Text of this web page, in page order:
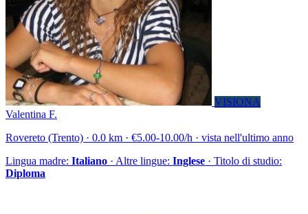
VISIONA
Valentina F.
Rovereto (Trento) · 0.0 km · €5.00-10.00/h · vista nell'ultimo anno
Lingua madre: Italiano · Altre lingue: Inglese · Titolo di studio:
Diploma